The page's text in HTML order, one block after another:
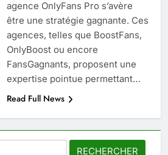
agence OnlyFans Pro s’avère
être une stratégie gagnante. Ces
agences, telles que BoostFans,
OnlyBoost ou encore
FansGagnants, proposent une
expertise pointue permettant…
Read Full News
Voyance à La Rochelle : où
trouver un accompagnement
sérieux à un tarif juste ?
BIEN ÊTRE
Sclérose en plaques et
femmes enceintes doivent
connaître
SANTÉ